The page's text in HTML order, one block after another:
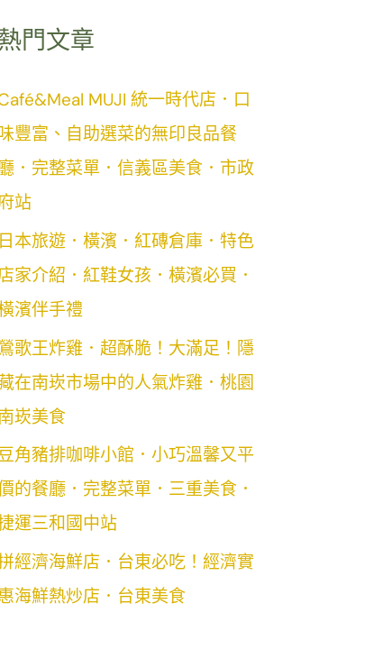
門文章
MUJI 統一時代店．口
豐富、自助選菜的無印良品餐
．完整菜單．信義區美食．市政
站
日本旅遊．橫濱．紅磚倉庫．特色
家介紹．紅鞋女孩．橫濱必買．
濱伴手禮
歌王炸雞．超酥脆！大滿足！隱
在南崁市場中的人氣炸雞．桃園
崁美食
角豬排咖啡小館．小巧溫馨又平
的餐廳．完整菜單．三重美食．
運三和國中站
經濟海鮮店．台東必吃！經濟實
海鮮熱炒店．台東美食